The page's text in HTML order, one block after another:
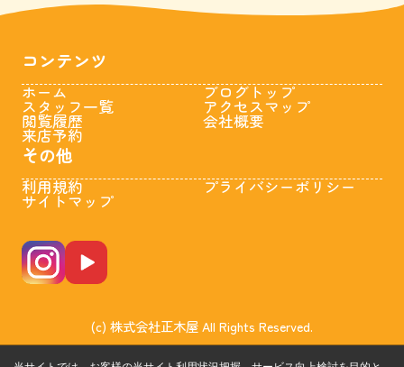
コンテンツ
ホーム
スタッフ一覧
閲覧履歴
来店予約
ブログトップ
アクセスマップ
会社概要
その他
利用規約
サイトマップ
プライバシーポリシー
(c) 株式会社正木屋 All Rights Reserved.